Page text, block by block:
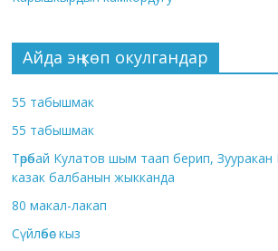
Айда эң көп окулгандар
55 табышмак
55 табышмак
Төрөбай Кулатов шым таап берип,
казак балбанын жыкканда
80 макал-лакап
Сүйлөбөс кыз